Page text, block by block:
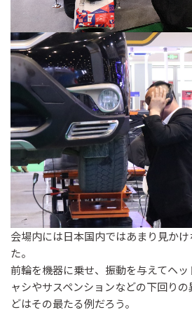
会場内には日本国内ではあまり見か
た。
前輪を機器に乗せ、振動を与えてヘ
ャシやサスペンションなどの下回り
どはその最たる例だろう。